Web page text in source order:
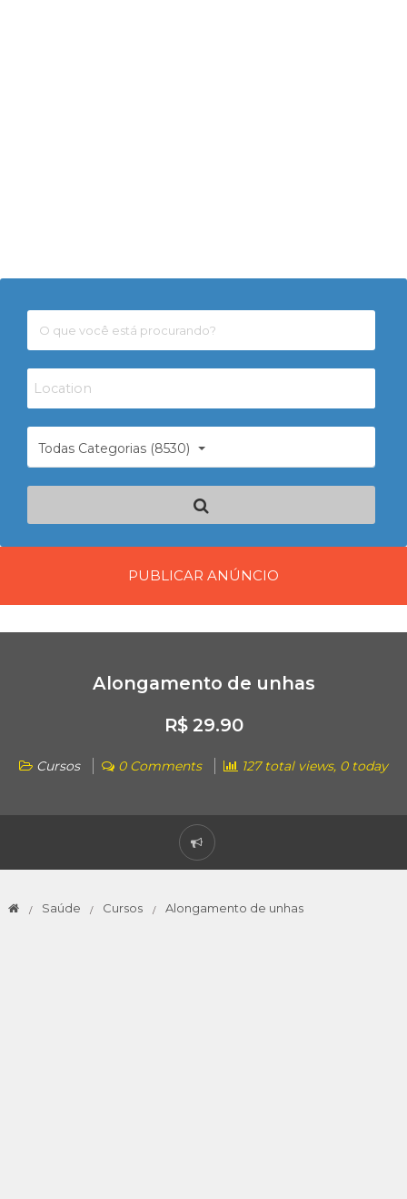
Todas Categorias (8530)
PUBLICAR ANÚNCIO
Alongamento de unhas
R$ 29.90
Cursos 0 Comments 127 total views, 0 today
Saúde Cursos Alongamento de unhas